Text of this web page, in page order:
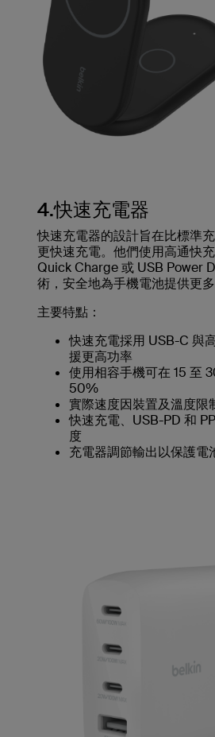
4.快速充電器
快速充電器的設計旨在比標準
更快速充電。他們使用高通快
Quick Charge 或 USB Power
術，安全地為手機電池提供更多
主要特點：
快速充電採用 USB-C 與
援更高功率
使用相容手機可在 15 至
50%
實際速度因裝置及溫度限
快速充電、USB-PD 和
度
充電器調節輸出以保護電